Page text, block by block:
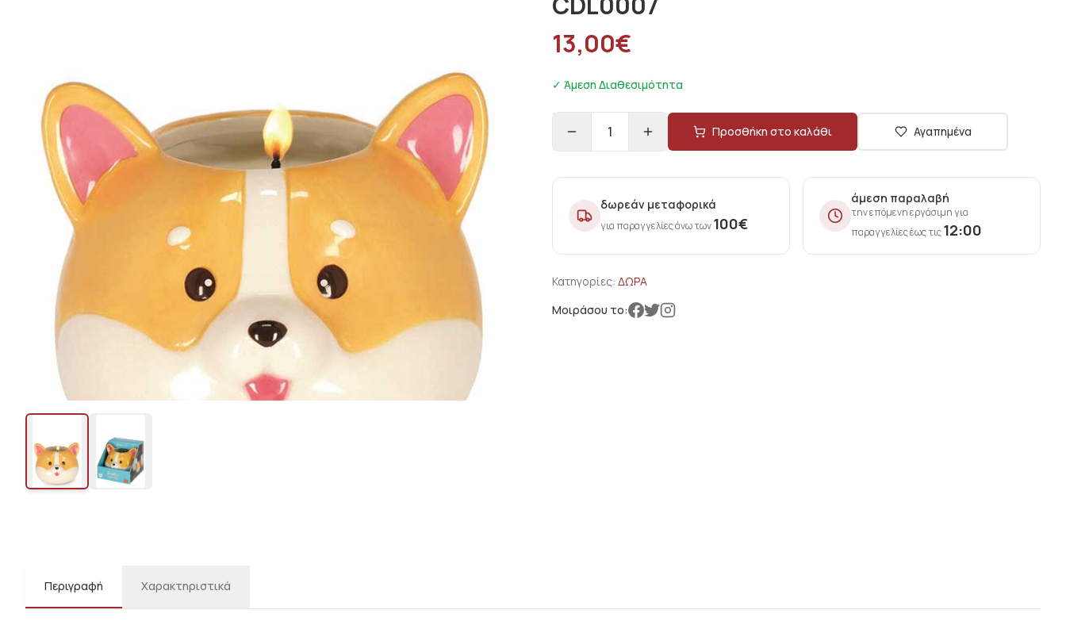
13,00€
✓ Άμεση Διαθεσιμότητα
1 Προσθήκη στο καλάθι Αγαπημένα
δωρεάν μεταφορικά
για παραγγελίες άνω των100€
άμεση παραλαβή
την επόμενη εργάσιμη για
παραγγελίες έως τις12:00
Κατηγορίες: ΔΩΡΑ
Μοιράσου το:
Περιγραφή Χαρακτηριστικά